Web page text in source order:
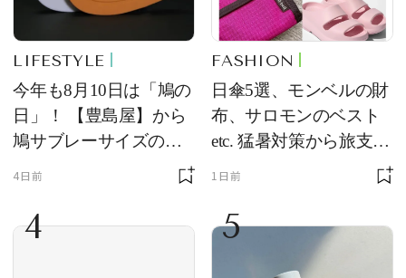
LIFESTYLE
今年も8月10日は「鳩の
日」！ 【豊島屋】から
鳩サブレーサイズのポ
ーチ「はとっこ」を限
4日前
FASHION
日傘5選、モンベルの財
布、サロモンのベスト
etc. 猛暑対策から旅支度
まで！ ｜今週の人気記
1日前
4 5